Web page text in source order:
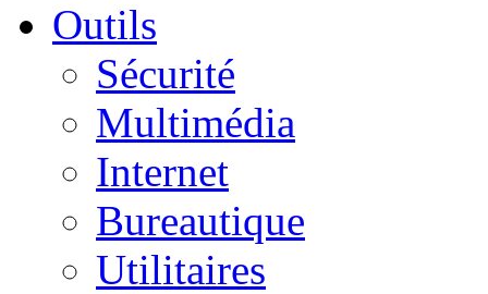
Outils
Sécurité
Multimédia
Internet
Bureautique
Utilitaires